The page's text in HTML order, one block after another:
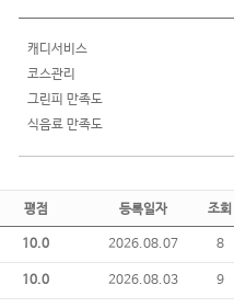
캐디서비스
코스관리
그린피 만족도
식음료 만족도
평점 등록일자 조회
10.0 2026.08.07 8
10.0 2026.08.03 9